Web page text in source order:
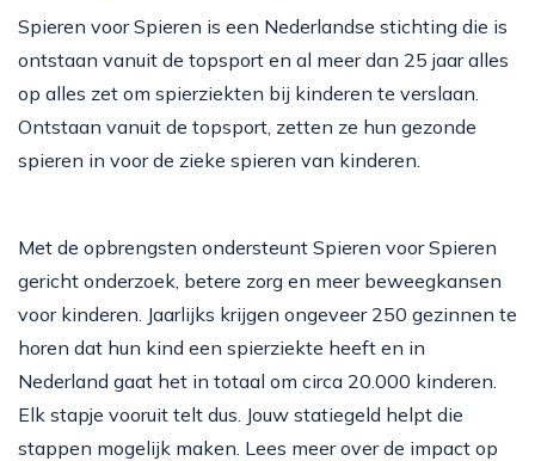
Spieren voor Spieren is een Nederlandse stichting die is
ontstaan vanuit de topsport en al meer dan 25 jaar alles
op alles zet om spierziekten bij kinderen te verslaan.
Ontstaan vanuit de topsport, zetten ze hun gezonde
spieren in voor de zieke spieren van kinderen.
Met de opbrengsten ondersteunt Spieren voor Spieren
gericht onderzoek, betere zorg en meer beweegkansen
voor kinderen. Jaarlijks krijgen ongeveer 250 gezinnen te
horen dat hun kind een spierziekte heeft en in
Nederland gaat het in totaal om circa 20.000 kinderen.
Elk stapje vooruit telt dus. Jouw statiegeld helpt die
stappen mogelijk maken. Lees meer over de impact op